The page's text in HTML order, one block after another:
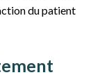
du patient